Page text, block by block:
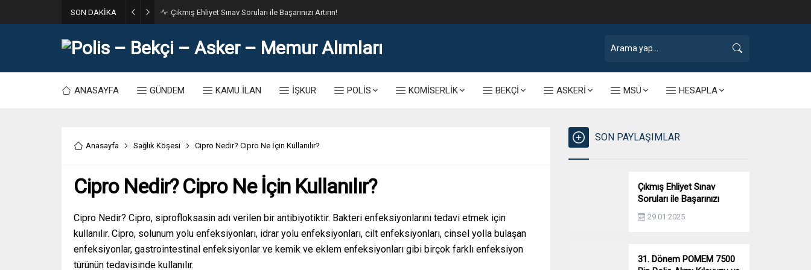
SON DAKİKA 31. Dönem POMEM 7500 Bin Polis Alımı Kılavuzu ve Başvuru Ekranı
ANASAYFA GÜNDEM KAMU İLAN İŞKUR POLİS KOMİSERLİK BEKÇİ ASKERİ MSÜ HESAPLA
Anasayfa Sağlık Köşesi Cipro Nedir? Cipro Ne İçin Kullanılır?
Cipro Nedir? Cipro Ne İçin Kullanılır?
Cipro Nedir? Cipro, siprofloksasin adı verilen bir antibiyotiktir. Bakteri enfeksiyonlarını tedavi etmek için
kullanılır. Cipro, solunum yolu enfeksiyonları, idrar yolu enfeksiyonları, cilt enfeksiyonları, cinsel yolla bulaşan
enfeksiyonlar, gastrointestinal enfeksiyonlar ve kemik ve eklem enfeksiyonları gibi birçok farklı enfeksiyon
türünün tedavisinde kullanılır.
SON PAYLAŞIMLAR
Çıkmış Ehliyet Sınav
Soruları ile Başarınızı
Artırın!
29.01.2025
31. Dönem POMEM 7500